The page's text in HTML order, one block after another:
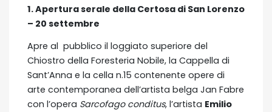
1. Apertura serale della Certosa di San Lorenzo
– 20 settembre
Apre al pubblico il loggiato superiore del
Chiostro della Foresteria Nobile, la Cappella di
Sant’Anna e la cella n.15 contenente opere di
arte contemporanea dell’artista belga Jan Fabre
con l’opera Sarcofago conditus, l’artista Emilio